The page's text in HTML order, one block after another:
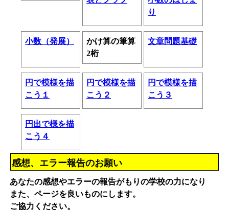
り
小数（発展）
かけ算の筆算
2桁
文章問題基礎
円で模様を描
こう１
円で模様を描
こう２
円で模様を描
こう３
円出で様を描
こう４
感想、エラー報告のお願い
あなたの感想やエラーの報告がもりの学校の力になり
また、ページを良いものにします。
ご協力ください。